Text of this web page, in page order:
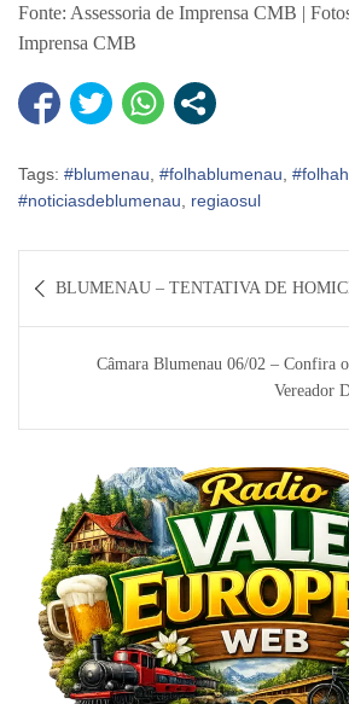
Fonte: Assessoria de Imprensa CMB |
Imprensa CMB
Tags: #blumenau, #folhablumenau,
#noticiasdeblumenau, regiaosul
de
BLUMENAU – TENTATIVA DE
Câmara Blumenau 06/02 – Confira
Vereador